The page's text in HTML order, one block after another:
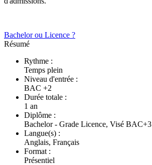
Bachelor ou Licence ?
Résumé
Rythme :
Temps plein
Niveau d'entrée :
BAC +2
Durée totale :
1 an
Diplôme :
Bachelor - Grade Licence, Visé BAC+3
Langue(s) :
Anglais, Français
Format :
Présentiel